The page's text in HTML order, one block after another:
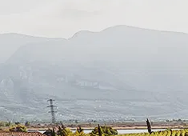
cantina o